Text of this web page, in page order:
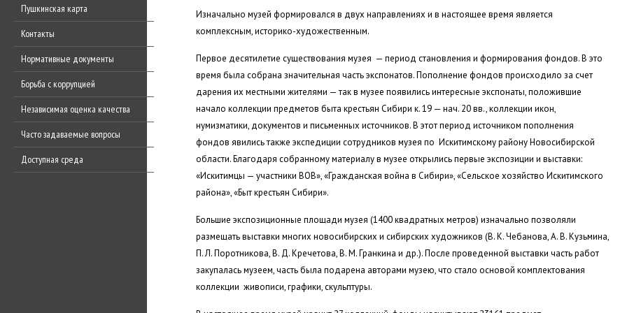
Пушкинская карта
Контакты
Нормативные документы
Борьба с коррупцией
Независимая оценка качества
Часто задаваемые вопросы
Доступная среда
Изначально музей формировался в двух направлениях и в настоящее время является
комплексным, историко-художественным.
Первое десятилетие существования музея — период становления и формирования фондов. В это
время была собрана значительная часть экспонатов. Пополнение фондов происходило за счет
дарения их местными жителями — так в музее появились интересные экспонаты, положившие
начало коллекции предметов быта крестьян Сибири к. 19 — нач. 20 вв., коллекции икон,
нумизматики, документов и письменных источников. В этот период источником пополнения
фондов явились также экспедиции сотрудников музея по Искитимскому району Новосибирской
области. Благодаря собранному материалу в музее открылись первые экспозиции и выставки:
«Искитимцы — участники ВОВ», «Гражданская война в Сибири», «Сельское хозяйство Искитимского
района», «Быт крестьян Сибири».
Большие экспозиционные площади музея (1400 квадратных метров) изначально позволяли
размещать выставки многих новосибирских и сибирских художников (В. К. Чебанова, А. В. Кузьмина,
П. Л. Поротникова, В. Д. Кречетова, В. М. Гранкина и др.). После проведенной выставки часть работ
закупалась музеем, часть была подарена авторами музею, что стало основой комплектования
коллекции живописи, графики, скульптуры.